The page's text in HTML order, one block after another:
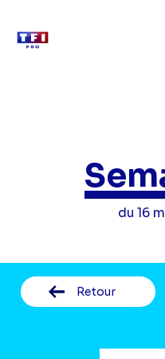
du 16
Retour